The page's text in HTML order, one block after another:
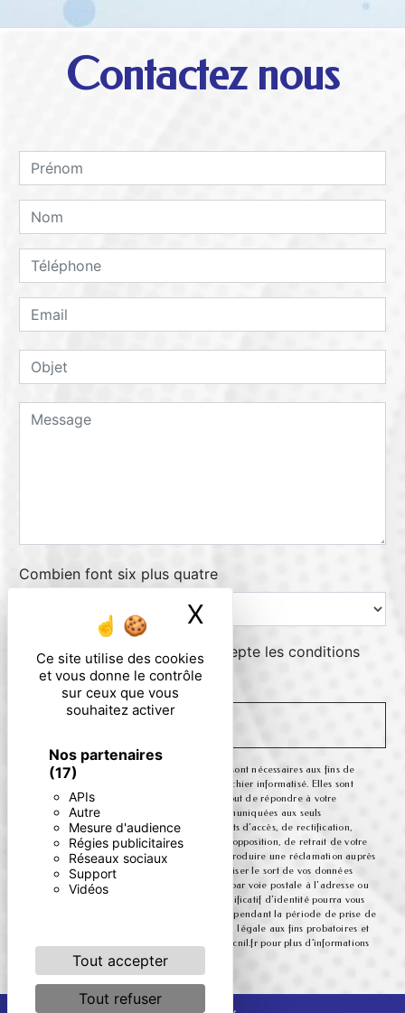
Ce site utilise des cookies
et vous donne le contrôle
sur ceux que vous
souhaitez activer
Nos partenaires
(17)
APIs
Autre
Mesure d'audience
Régies publicitaires
Réseaux sociaux
Support
Vidéos
Tout accepter
Tout refuser
X Masquer le
Contactez nous
Combien font six plus quatre
En cochant cette case, j'accepte les conditions
particulières ci-dessous **
** Les données personnelles communiquées sont nécessaires aux fins de
vous contacter et sont enregistrées dans un fichier informatisé. Elles sont
destinées à et ses sous-traitants dans le seul but de répondre à votre
message. Les données collectées seront communiquées aux seuls
destinataires suivants: . Vous disposez de droits d’accès, de rectification,
d’effacement, de portabilité, de limitation, d’opposition, de retrait de votre
consentement à tout moment et du droit d’introduire une réclamation auprès
d’une autorité de contrôle, ainsi que d’organiser le sort de vos données
post-mortem. Vous pouvez exercer ces droits par voie postale à l'adresse ou
par courrier électronique à l'adresse . Un justificatif d'identité pourra vous
être demandé. Nous conservons vos données pendant la période de prise de
contact puis pendant la durée de prescription légale aux fins probatoires et
de gestion des contentieux. Consultez le site cnil.fr pour plus d’informations
sur vos droits.